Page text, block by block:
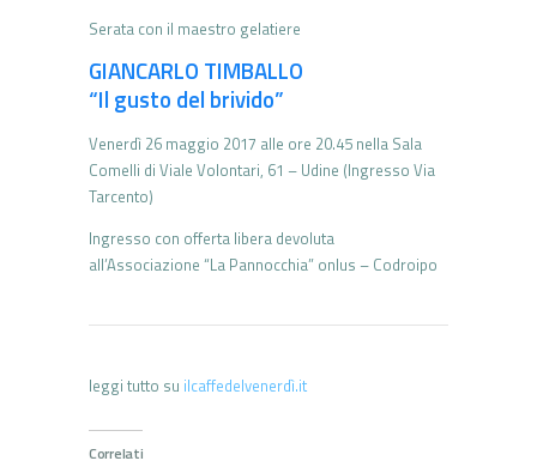
Serata con il maestro gelatiere
GIANCARLO TIMBALLO
“Il gusto del brivido”
Venerdì 26 maggio 2017 alle ore 20.45 nella Sala
Comelli di Viale Volontari, 61 – Udine (Ingresso Via
Tarcento)
Ingresso con offerta libera devoluta
all’Associazione “La Pannocchia” onlus – Codroipo
leggi tutto su ilcaffedelvenerdì.it
Correlati